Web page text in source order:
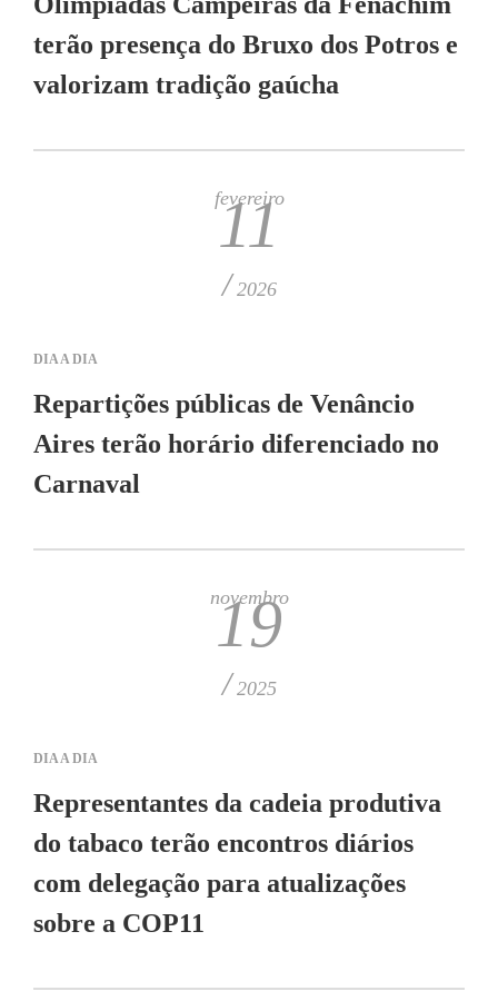
terão presença do Bruxo dos Potros e
valorizam tradição gaúcha
fevereiro
11
/ 2026
DIA A DIA
Repartições públicas de Venâncio
Aires terão horário diferenciado no
Carnaval
novembro
19
/ 2025
DIA A DIA
Representantes da cadeia produtiva
do tabaco terão encontros diários
com delegação para atualizações
sobre a COP11